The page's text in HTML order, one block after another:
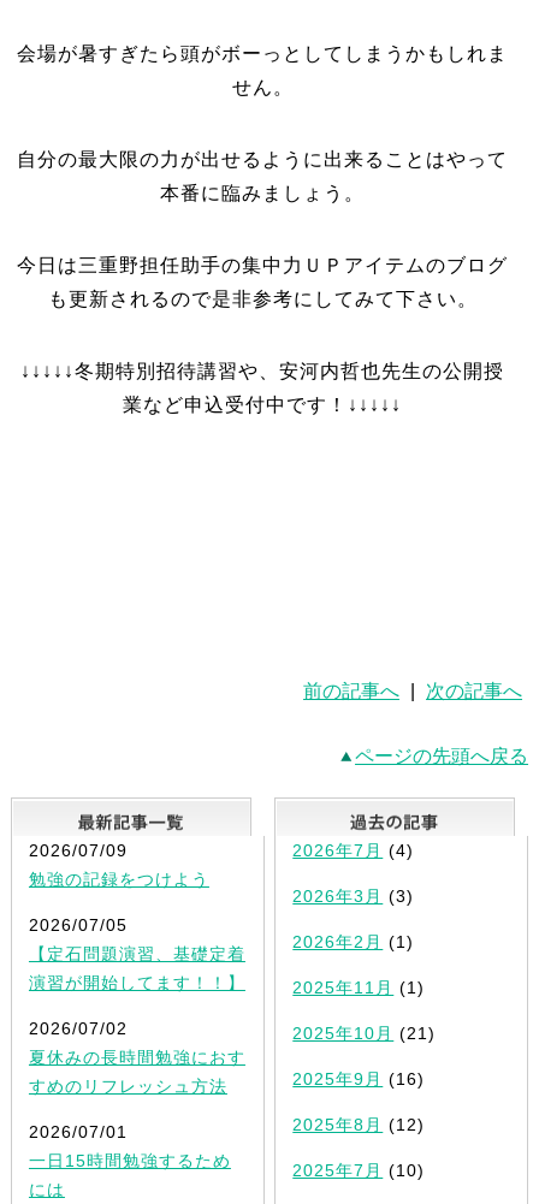
会場が暑すぎたら頭がボーっとしてしまうかもしれま
せん。
自分の最大限の力が出せるように出来ることはやって
本番に臨みましょう。
今日は三重野担任助手の集中力ＵＰアイテムのブログ
も更新されるので是非参考にしてみて下さい。
↓↓↓↓↓冬期特別招待講習や、安河内哲也先生の公開授
業など申込受付中です！↓↓↓↓↓
前の記事へ 次の記事へ
ページの先頭へ戻る
最新記事一覧
2026/07/09
勉強の記録をつけよう
2026/07/05
【定石問題演習、基礎定着
演習が開始してます！！】
2026/07/02
夏休みの長時間勉強におす
すめのリフレッシュ方法
2026/07/01
一日15時間勉強するため
には
2026年7月 (4)
2026年3月 (3)
2026年2月 (1)
2025年11月 (1)
2025年10月 (21)
2025年9月 (16)
2025年8月 (12)
2025年7月 (10)